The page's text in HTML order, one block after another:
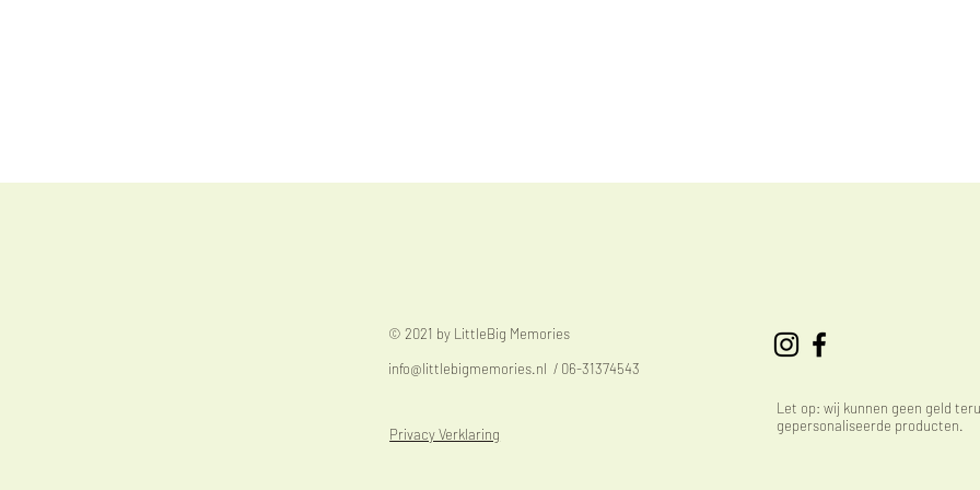
Let op: wij kunnen geen geld
gepersonaliseerde producten.
© 2021 by LittleBig Memories
info@littlebigmemories.nl / 06-31374543
Privacy Verklaring